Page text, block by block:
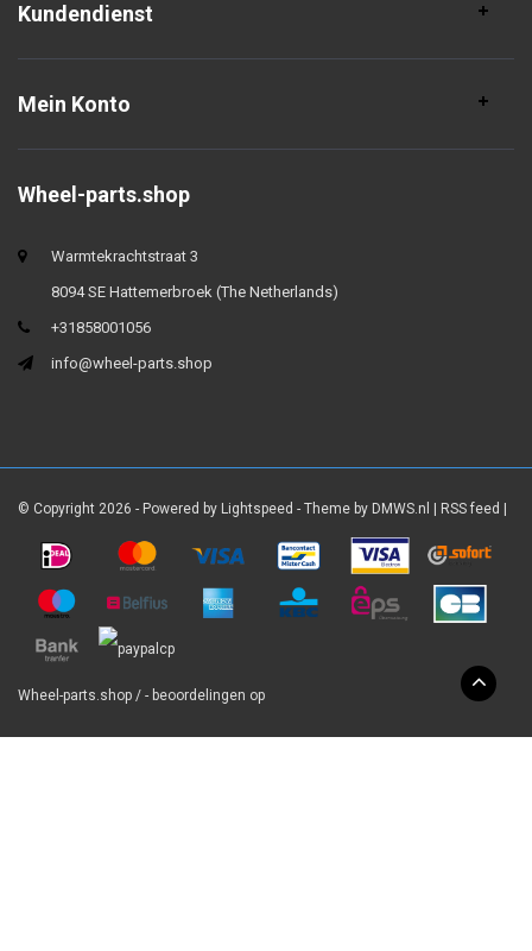
Kundendienst
Mein Konto
Wheel-parts.shop
Warmtekrachtstraat 3
8094 SE Hattemerbroek (The Netherlands)
+31858001056
info@wheel-parts.shop
© Copyright 2026 - Powered by Lightspeed - Theme by DMWS.nl RSS feed
Wheel-parts.shop / - beoordelingen op